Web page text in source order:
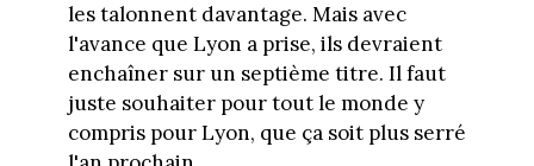
les talonnent davantage. Mais avec
l'avance que Lyon a prise, ils devraient
enchaîner sur un septième titre. Il faut
juste souhaiter pour tout le monde y
compris pour Lyon, que ça soit plus serré